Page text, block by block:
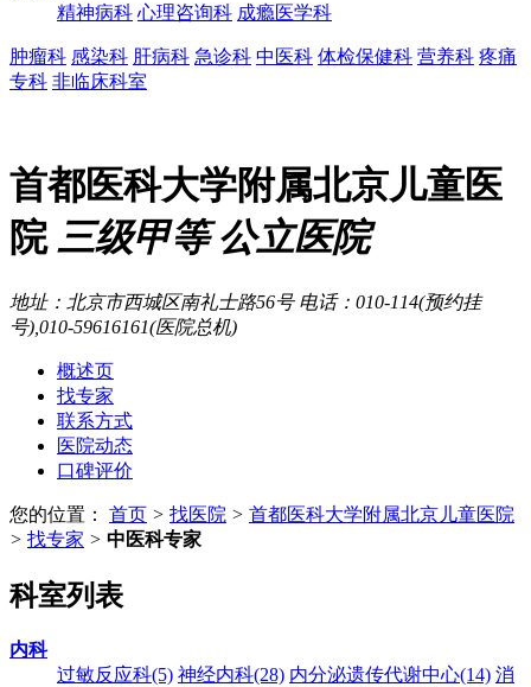
精神病科 心理咨询科 成瘾医学科
肿瘤科 感染科 肝病科 急诊科 中医科 体检保健科 营养科 疼痛
专科 非临床科室
首都医科大学附属北京儿童医
院 三级甲等 公立医院
地址：北京市西城区南礼士路56号 电话：010-114(预约挂
号),010-59616161(医院总机)
概述页
找专家
联系方式
医院动态
口碑评价
您的位置： 首页 > 找医院 > 首都医科大学附属北京儿童医院
> 找专家 > 中医科专家
科室列表
内科
过敏反应科(5) 神经内科(28) 内分泌遗传代谢中心(14) 消